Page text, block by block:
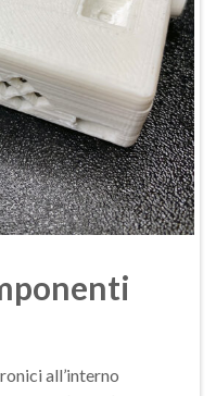
all’interno